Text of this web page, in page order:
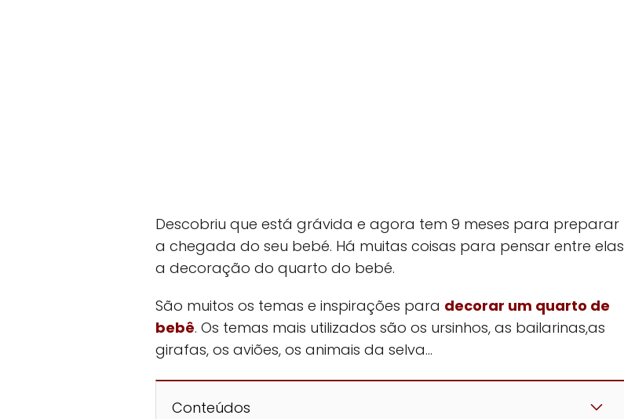
Descobriu que está grávida e agora tem 9 meses para preparar
a chegada do seu bebé. Há muitas coisas para pensar entre elas
a decoração do quarto do bebé.
São muitos os temas e inspirações para decorar um quarto de
bebê. Os temas mais utilizados são os ursinhos, as bailarinas,as
girafas, os aviões, os animais da selva…
Conteúdos